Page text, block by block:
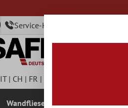
Service-Hotline +49 40 79750890
IT| CH | FR |
Wandfliesen